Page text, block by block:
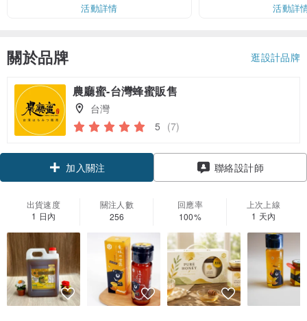
活動詳情
活動詳
關於品牌 逛設計品牌
農廳蜜-台灣蜂蜜販售
台灣
5 (7)
加入關注 聯絡設計師
出貨速度
1 日內
關注人數
256
回應率
100%
上次上線
1 天內